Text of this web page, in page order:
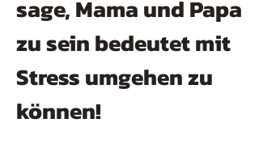
sage, Mama und Papa
zu sein bedeutet mit
Stress umgehen zu
können!